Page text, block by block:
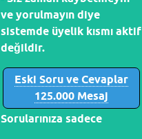
ve yorulmayın diye
sistemde üyelik kısmı aktif
değildir.
Eski Soru ve Cevaplar
125.000 Mesaj
Sorularınıza sadece